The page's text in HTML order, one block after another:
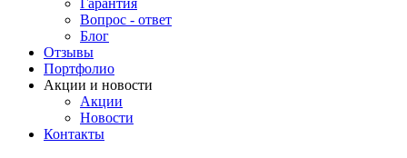
Гарантия
Вопрос - ответ
Блог
Отзывы
Портфолио
Акции и новости
Акции
Новости
Контакты